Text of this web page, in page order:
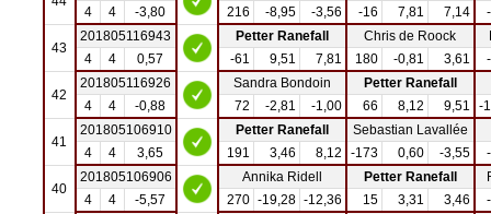
4
4 -3,80 216 -8,95 -3,56 -16 7,81 7,14
43
201805116943 Petter Ranefall Chris de Roock
4
4 0,57 -61 9,51 7,81 180 -0,81 3,61
42
201805116926 Sandra Bondoin
Petter Ranefall
4
4 -0,88 72 -2,81 -1,00 66 8,12 9,51 -
41
201805106910 Petter Ranefall
Sebastian Lavallée
4
4 3,65 191 3,46 8,12 -173 0,60 -3,55
40
201805106906 Annika Ridell Petter Ranefall
4
4 -5,57 270 -19,28 -12,36 15 3,31 3,46